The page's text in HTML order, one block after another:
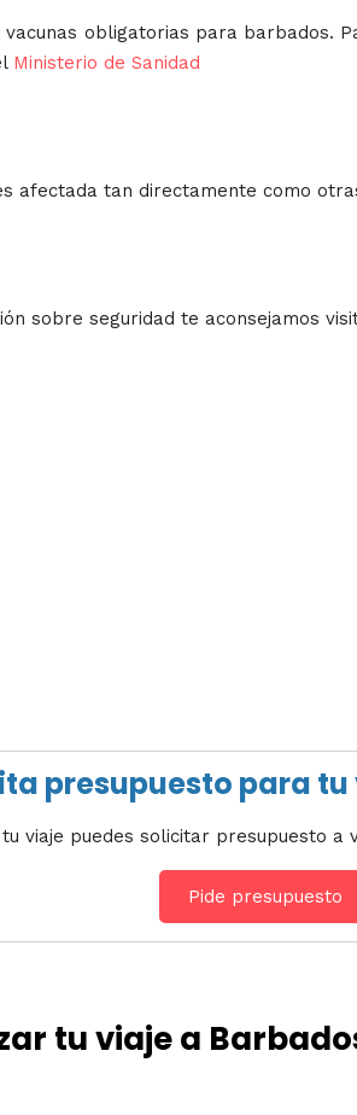
obligatorias para barbados.
Ministerio de Sanidad
afectada tan directamente como
sobre seguridad te aconsejamos
presupuesto para
viaje puedes solicitar presupuesto a
Pide presupuesto
tu viaje a